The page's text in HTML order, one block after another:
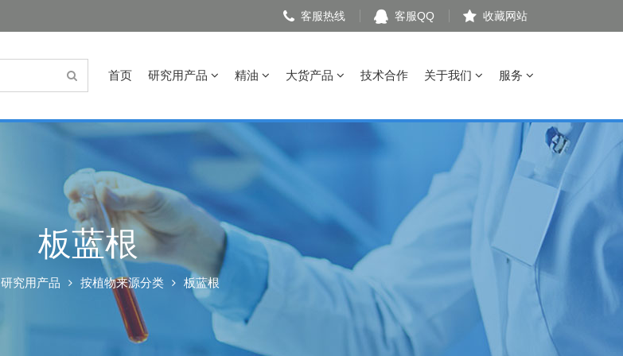
客服热线 客服QQ 收藏网站
首页 研究用产品 精油 大货产品 技术合作 关于我们 服务
板蓝根
研究用产品 按植物来源分类 板蓝根